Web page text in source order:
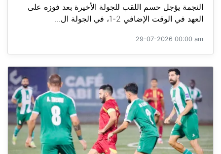
النجمة يؤجل حسم اللقب للجولة الأخيرة بعد فوزه على
العهد في الوقت الإضافي 2-1، في الجولة ال...
29-07-2026 00:00 am